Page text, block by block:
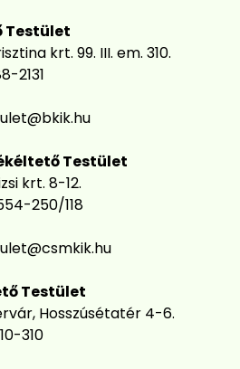
Testület
krt. 99. III. em. 310.
2131
Testület
krt. 8-12.
250/118
Testület
Hosszúsétatér 4-6.
310